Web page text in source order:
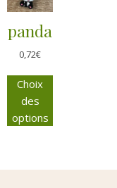
panda
0,72€
Choix
des
options